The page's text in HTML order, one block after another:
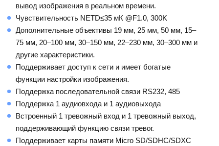
вывод изображения в реальном времени.
Чувствительность NETD≤35 мК @F1.0, 300K
Дополнительные объективы 19 мм, 25 мм, 50 мм, 15–
75 мм, 20–100 мм, 30–150 мм, 22–230 мм, 30–300 мм и
другие характеристики.
Поддерживает доступ к сети и имеет богатые
функции настройки изображения.
Поддержка последовательной связи RS232, 485
Поддержка 1 аудиовхода и 1 аудиовыхода
Встроенный 1 тревожный вход и 1 тревожный выход,
поддерживающий функцию связи тревог.
Поддерживает карты памяти Micro SD/SDHC/SDXC